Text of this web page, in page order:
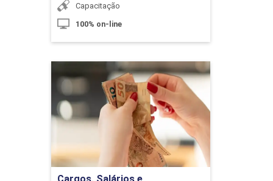
Capacitação
100% on-line
Cargos, Salários e
Remuneração
Detalhes do curso
Comprar Agora